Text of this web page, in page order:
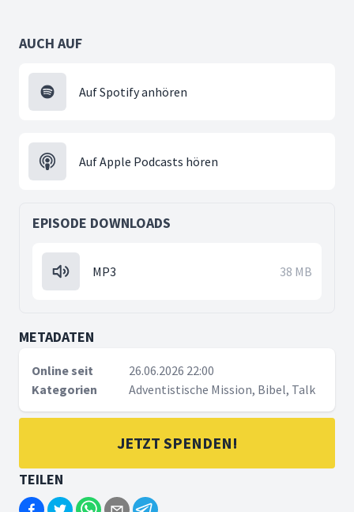
AUCH AUF
Auf Spotify anhören
Auf Apple Podcasts hören
EPISODE DOWNLOADS
MP3 38 MB
METADATEN
Online seit
26.06.2026 22:00
Kategorien
Adventistische Mission, Bibel, Talk
JETZT SPENDEN!
TEILEN